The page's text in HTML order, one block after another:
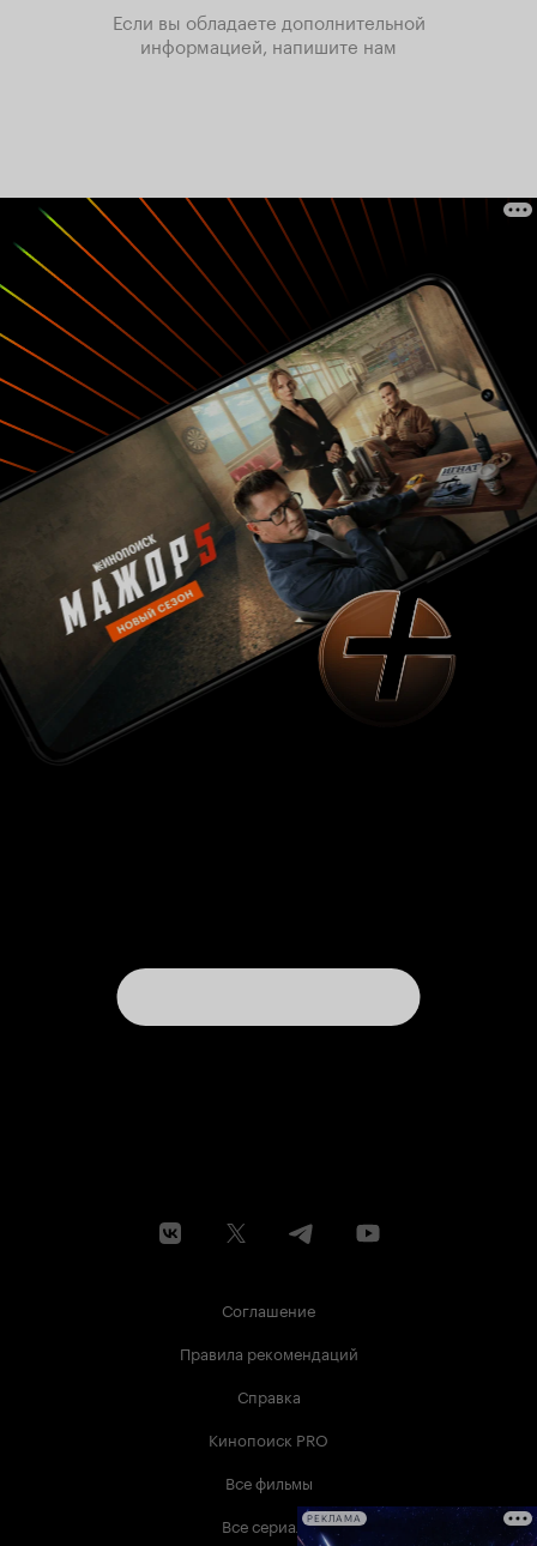
Если вы обладаете дополнительной
информацией, напишите нам
Соглашение
Правила рекомендаций
Справка
Кинопоиск PRO
Все фильмы
Все сериалыРЕКЛАМА